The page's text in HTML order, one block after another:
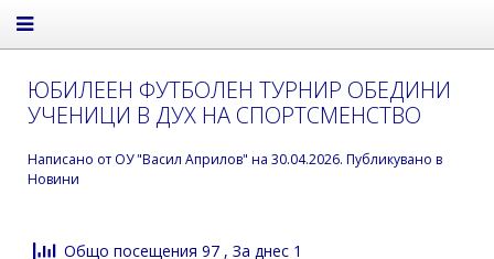
ЮБИЛЕЕН ФУТБОЛЕН ТУРНИР ОБЕДИНИ
УЧЕНИЦИ В ДУХ НА СПОРТСМЕНСТВО
Написано от ОУ "Васил Априлов" на 30.04.2026. Публикувано в
Новини
Общо посещения 97 , За днес 1